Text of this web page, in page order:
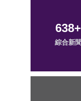
196+
文教